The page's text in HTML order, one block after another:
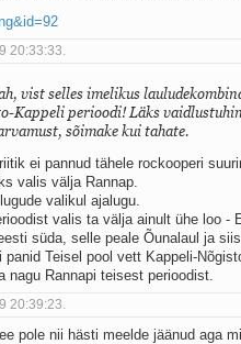
20:33:33.
vist selles imelikus
Kappeli perioodi! Läks
sõimake kui tahate.
ei pannud tähele rockooperi
valis välja Rannap.
valikul ajalugu.
valis ta välja ainult ühe loo -
süda, selle peale Õunalaul ja
Teisel pool vett Kappeli-
nagu Rannapi teisest perioodist.
20:39:23.
pole nii hästi meelde jäänud aga